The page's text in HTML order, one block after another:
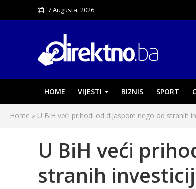
7 Augusta, 2026
HOME VIJESTI BIZNIS SPORT
Home » U BiH veći prihodi od dijaspore nego od stranih
U BiH veći
stranih